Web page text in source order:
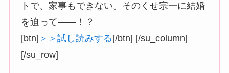
トで、家事もできない。そのくせ宗一に結婚
を迫って――！？
[btn] ＞＞試し読みする [/btn] [/su_column]
[/su_row]